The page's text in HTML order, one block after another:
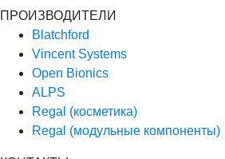
ПРОИЗВОДИТЕЛИ
Blatchford
Vincent Systems
Open Bionics
ALPS
Regal (косметика)
Regal (модульные компоненты)